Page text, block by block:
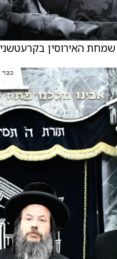
שמחת האירוסין